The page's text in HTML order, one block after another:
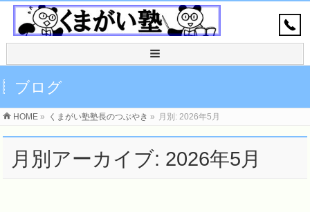
ブログ
HOME » くまがい塾塾長のつぶやき » 月別: 2026年5月
月別アーカイブ: 2026年5月